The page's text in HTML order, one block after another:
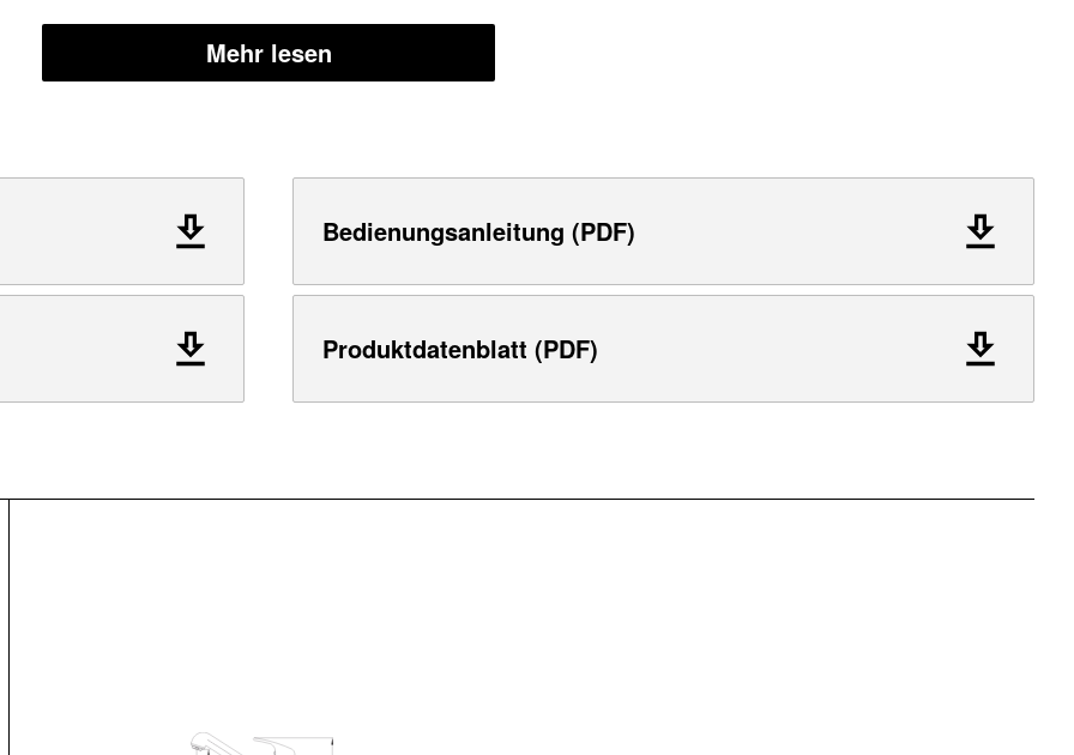
Mehr lesen
Bedienungsanleitung (PDF)
Produktdatenblatt (PDF)